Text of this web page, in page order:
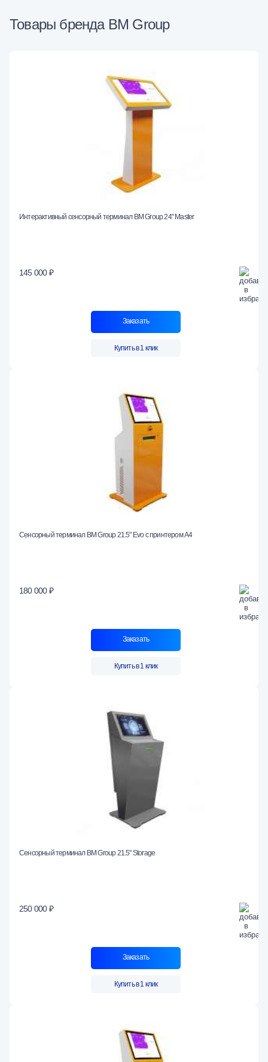
Товары бренда BM Group
Интерактивный сенсорный терминал BM Group 24" Master
145 000 ₽
Заказать
Купить в 1 клик
Сенсорный терминал BM Group 21.5" Evo c принтером А4
180 000 ₽
Заказать
Купить в 1 клик
Сенсорный терминал BM Group 21.5" Storage
250 000 ₽
Заказать
Купить в 1 клик